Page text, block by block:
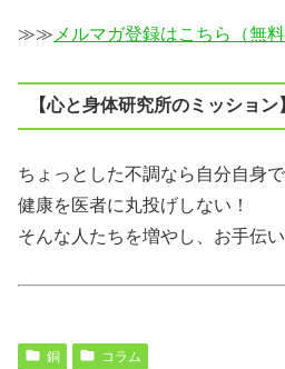
≫≫ メルマガ登録はこちら（無料
【心と身体研究所のミッション
ちょっとした不調なら自分自身
健康を医者に丸投げしない！
そんな人たちを増やし、お手伝い
銅 コラム